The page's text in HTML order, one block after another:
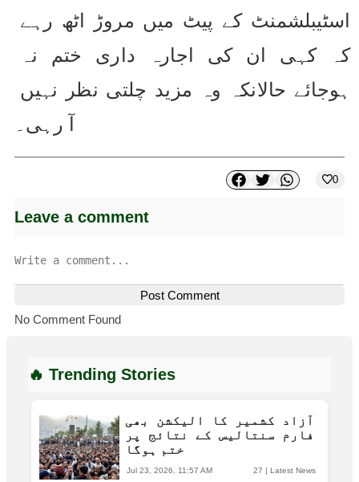
آ رہی۔
0
Leave a comment
Post Comment
No Comment Found
🔥 Trending Stories
آزاد کشمیر کا الیکشن بھی
فارم سنتالیس کے نتائج پر
ختم ہوگا
27 | Latest News
Jul 23, 2026, 11:57 AM